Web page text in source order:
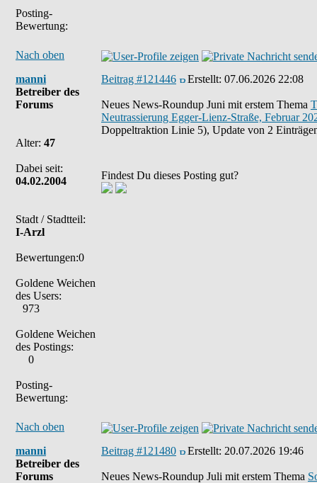
Posting-
Bewertung:
Nach oben
manni
Betreiber des
Forums
Alter: 47
Dabei seit:
04.02.2004
Stadt / Stadtteil:
I-Arzl
Bewertungen:0
Goldene Weichen
des Users:
973
Goldene Weichen
des Postings:
0
Posting-
Bewertung:
Beitrag #121446 Erstellt: 07.06.2026 22:08
Neues News-Roundup Juni mit erstem Thema
Neutrassierung Egger-Lienz-Straße, Februar
Doppeltraktion Linie 5), Update von 2
Findest Du dieses Posting gut?
Nach oben
manni
Betreiber des
Forums
Beitrag #121480 Erstellt: 20.07.2026 19:46
Neues News-Roundup Juli mit erstem Thema